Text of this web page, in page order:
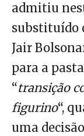
admitiu
substituído
Jair
para a
“transição
figurino“,
uma